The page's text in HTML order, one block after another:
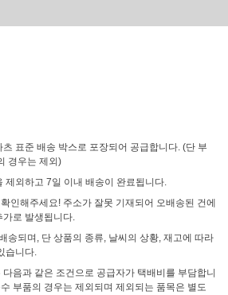
표준 배송 박스로 포장되어 공급합니다. (단 부
경우는 제외)
제외하고 7일 이내 배송이 완료됩니다.
인해주세요! 주소가 잘못 기재되어 오배송된 건에
로 발생됩니다.
송되며, 단 상품의 종류, 날씨의 상황, 재고에 따라
습니다.
음과 같은 조건으로 공급자가 택배비를 부담합니
부품의 경우는 제외되며 제외되는 품목은 별도